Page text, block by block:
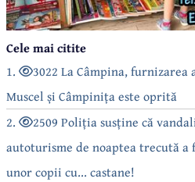
Cele mai citite
1.
3022 La Câmpina,
Muscel și Câmpinița este oprită
2.
2509 Poliția susține că
autoturisme de noaptea trecută a
unor copii cu... castane!